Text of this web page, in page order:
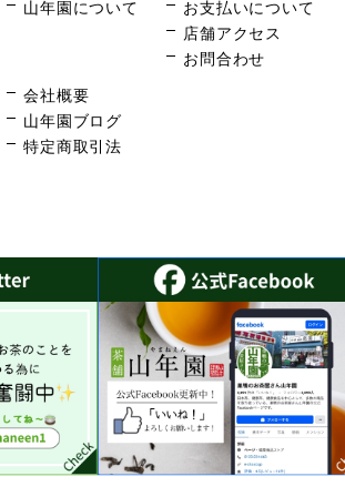
山年園について
お支払いについて
店舗アクセス
お問合わせ
会社概要
山年園ブログ
特定商取引法